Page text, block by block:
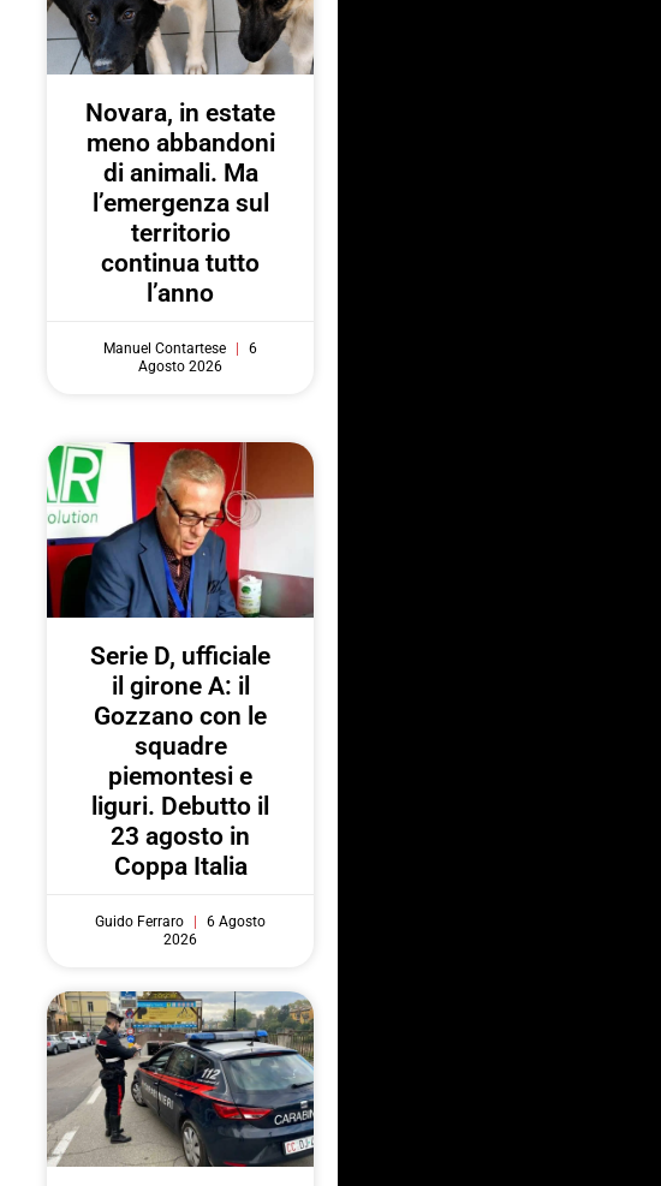
Novara, in estate
meno abbandoni
di animali. Ma
l’emergenza sul
territorio
continua tutto
l’anno
Manuel Contartese
6
Agosto 2026
Serie D, ufficiale
il girone A: il
Gozzano con le
squadre
piemontesi e
liguri. Debutto il
23 agosto in
Coppa Italia
Guido Ferraro
6 Agosto
2026